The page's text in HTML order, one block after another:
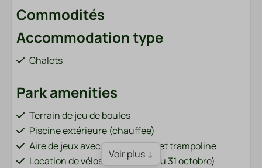
Commodités
Accommodation type
Chalets
Park amenities
Terrain de jeu de boules
Piscine extérieure (chauffée)
Aire de jeux avec téléphérique et trampoline
Location de vélos (du 1er avril au 31 octobre)
Voir plus ↓